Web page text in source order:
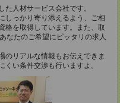
人材サービス会社です。
しっかり寄り添えるよう、ご相
格を取得しています。また、取
なたのご希望にピッタリの求人
のリアルな情報もお伝えできま
い条件交渉も行いますよ。